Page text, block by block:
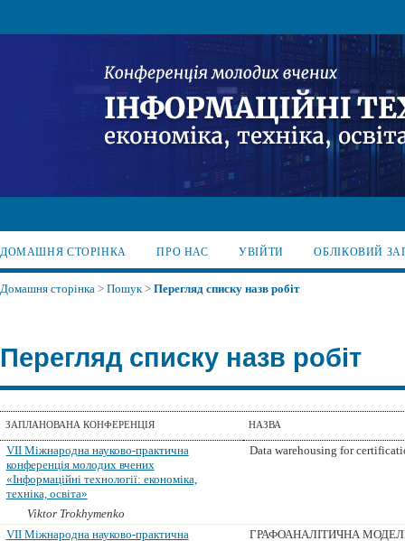
ДОМАШНЯ СТОРІНКА ПРО НАС УВІЙТИ ОБЛІКОВИЙ
Домашня сторінка > Пошук > Перегляд списку назв робіт
Перегляд списку назв робіт
ЗАПЛАНОВАНА КОНФЕРЕНЦІЯ НАЗВА
VII Міжнародна науково-практична
конференція молодих вчених
«Інформаційні технології: економіка,
техніка, освіта»
Data warehousing for
Viktor Trokhymenko
VII Міжнародна науково-практична
ГРАФОАНАЛІТИЧНА